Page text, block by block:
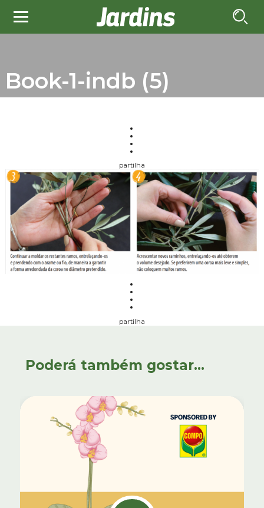
Book-1-indb (5)
partilha
partilha
Poderá também gostar...